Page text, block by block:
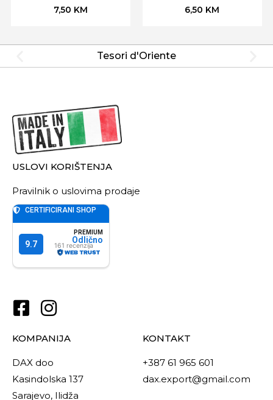
7,50 KM 6,50 KM
Tesori d'Oriente
USLOVI KORIŠTENJA
Pravilnik o uslovima prodaje
KOMPANIJA
DAX doo
Kasindolska 137
Sarajevo, Ilidža
KONTAKT
+387 61 965 601
dax.export@gmail.com